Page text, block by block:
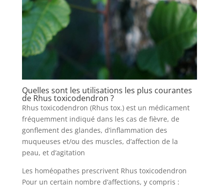
Quelles sont les utilisations les plus courantes
de Rhus toxicodendron ?
Rhus toxicodendron (Rhus tox.) est un médicament
fréquemment indiqué dans les cas de fièvre, de
gonflement des glandes, d’inflammation des
muqueuses et/ou des muscles, d’affection de la
peau, et d’agitation
Les homéopathes prescrivent Rhus toxicodendron
Pour un certain nombre d’affections, y compris :